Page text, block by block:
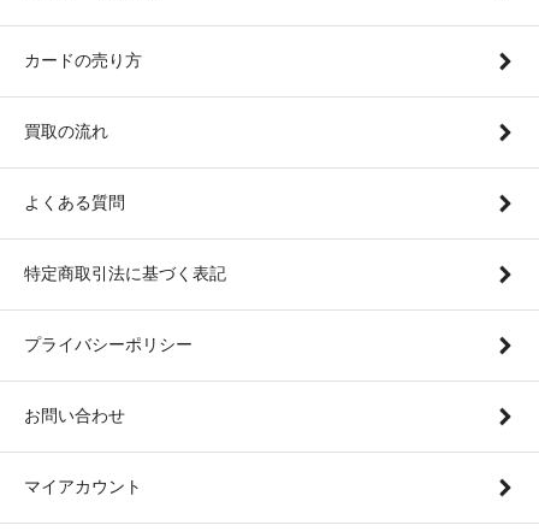
カードの売り方
買取の流れ
よくある質問
特定商取引法に基づく表記
プライバシーポリシー
お問い合わせ
マイアカウント